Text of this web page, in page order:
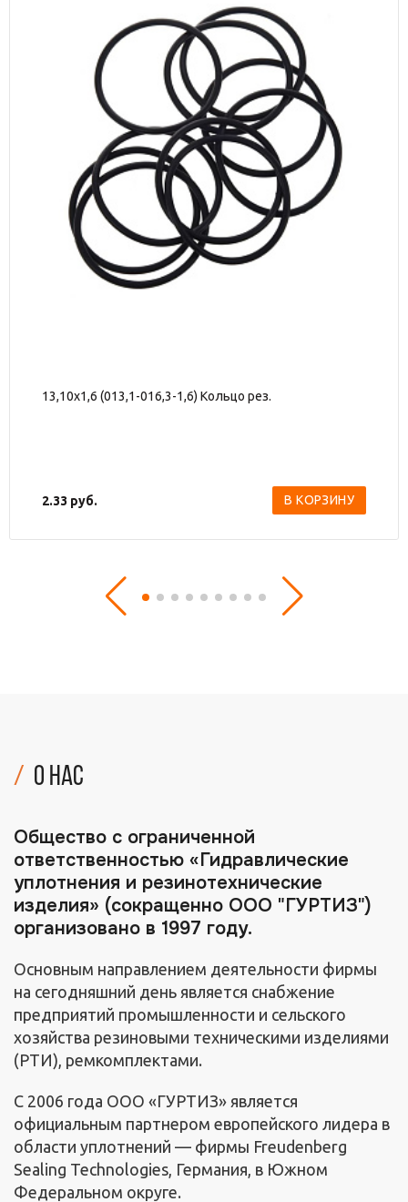
13,10х1,6 (013,1-016,3-1,6) Кольцо рез.
2.33 руб. В КОРЗИНУ
О нас
Общество с ограниченной
ответственностью «Гидравлические
уплотнения и резинотехнические
изделия» (сокращенно ООО "ГУРТИЗ")
организовано в 1997 году.
Основным направлением деятельности фирмы
на сегодняшний день является снабжение
предприятий промышленности и сельского
хозяйства резиновыми техническими изделиями
(РТИ), ремкомплектами.
С 2006 года ООО «ГУРТИЗ» является
официальным партнером европейского лидера в
области уплотнений — фирмы Freudenberg
Sealing Technologies, Германия, в Южном
Федеральном округе.